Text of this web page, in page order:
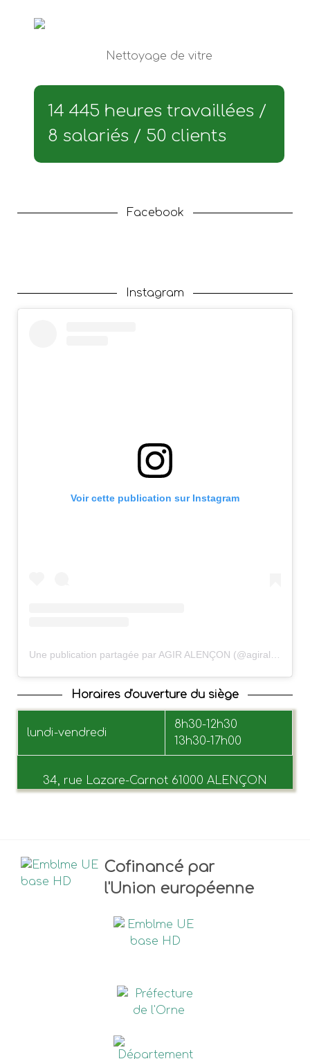
Nettoyage de vitre
14 445 heures travaillées /
8 salariés / 50 clients
Facebook
Instagram
Voir cette publication sur Instagram
Horaires d'ouverture du siège
lundi-vendredi
8h30-12h30
13h30-17h00
34, rue Lazare-Carnot 61000 ALENÇON
Cofinancé par
l'Union européenne